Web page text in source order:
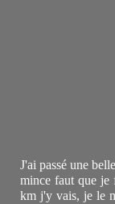
J'ai passé une
mince faut que je
km j'y vais, je le